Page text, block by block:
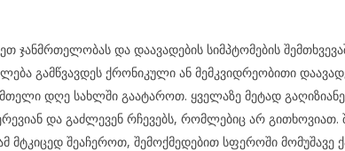
ჯანმრთელობას და დაავადების სიმპტომების
გამწვავდეს ქრონიკული ან მემკვიდრეობითი
დღე სახლში გაატაროთ. ყველაზე მეტად
და გაძლევენ რჩევებს, რომლებიც არ გითხოვიათ.
მტკიცედ შეაჩეროთ, შემოქმედებით სფეროში